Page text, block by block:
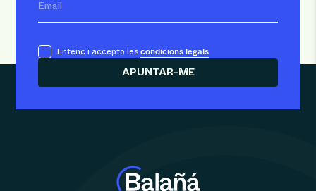
Email
Entenc i accepto lescondicions legals